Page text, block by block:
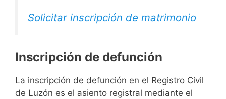
Solicitar inscripción de matrimonio
Inscripción de defunción
La inscripción de defunción en el Registro Civil
de Luzón es el asiento registral mediante el